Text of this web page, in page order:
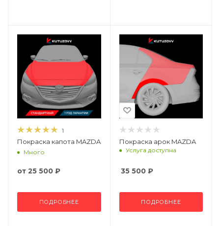
1
Покраска капота MAZDA
Много
от 25 500 ₽
ПОДРОБНЕЕ
Покраска арок MAZDA
Услуга доступна
35 500₽
ПОДРОБНЕЕ